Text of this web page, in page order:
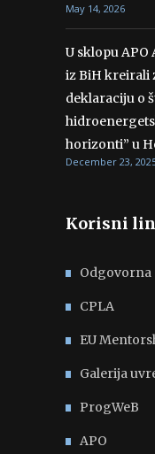
May 14, 2026
U sklopu
iz BiH kreirali
deklaraciju o
horizonti” u
December 23,
Korisni
CPLA
EU
Galerija
ProgWeB
APO